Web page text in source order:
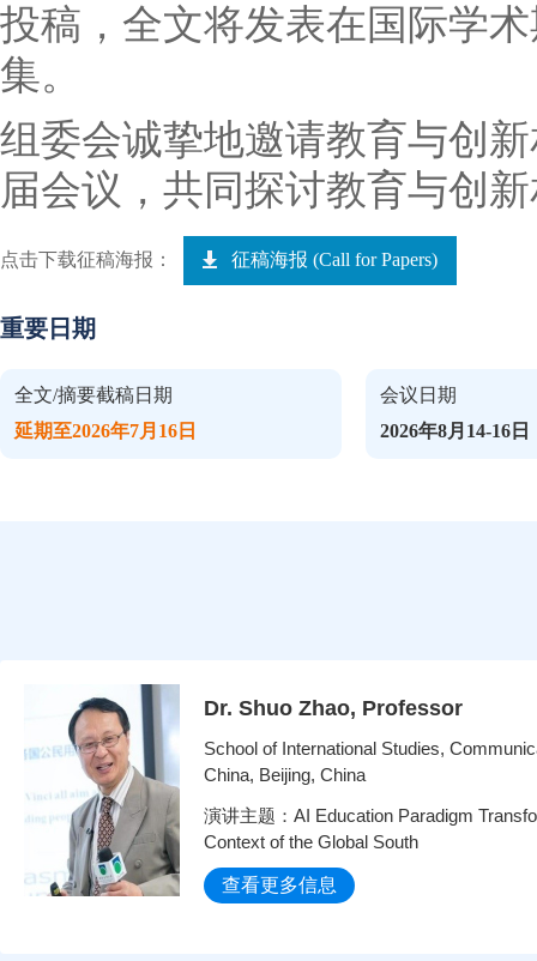
投稿，全文将发表在国际学
集。
组委会诚挚地邀请教育与创
届会议，共同探讨教育与创
点击下载征稿海报： 征稿海报 (Call for Papers)
重要日期
全文/摘要截稿日期
延期至2026年7月16日
会议日期
2026年8月14-16日
Dr. Shuo Zhao, Professor
School of International Studies,
China, Beijing, China
演讲主题：AI Education Paradigm
Context of the Global South
查看更多信息